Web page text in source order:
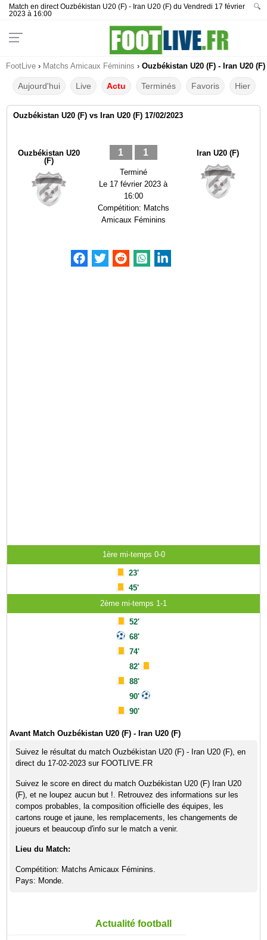
Match en direct Ouzbékistan U20 (F) - Iran U20 (F) du Vendredi 17 février
2023 à 16:00
🔍
FootLive › Matchs Amicaux Féminins › Ouzbékistan U20 (F) - Iran U20
Aujourd'hui Live Actu Terminés Favoris Hier
Ouzbékistan U20 (F) vs Iran U20 (F) 17/02/2023
Ouzbékistan U20
(F)
1 1
Terminé
Le 17 février 2023 à
16:00
Compétition: Matchs
Amicaux Féminins
Iran U20 (F)
1ère mi-temps 0-0
23'
45'
2ème mi-temps 1-1
52'
68'
74'
82'
88'
90'
90'
Avant Match Ouzbékistan U20 (F) - Iran U20 (F)
Suivez le résultat du match Ouzbékistan U20 (F) - Iran U20 (F), en
direct du 17-02-2023 sur FOOTLIVE.FR
Suivez le score en direct du match Ouzbékistan U20 (F) Iran U20
(F), et ne loupez aucun but !. Retrouvez des informations sur les
compos probables, la composition officielle des équipes, les
cartons rouge et jaune, les remplacements, les changements de
joueurs et beaucoup d'info sur le match a venir.
Lieu du Match:
Compétition: Matchs Amicaux Féminins.
Pays: Monde.
Actualité football